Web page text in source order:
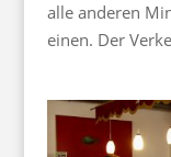
alle anderen
einen. Der